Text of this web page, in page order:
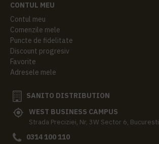
CONTUL MEU
Contul meu
Comenzile mele
Puncte de fidelitate
Discount progresiv
Favorite
Adresele mele
SANITO DISTRIBUTION
WEST BUSINESS CAMPUS
Strada Preciziei, Nr, 3W Sector 6, Bucuresti
0314 100 110